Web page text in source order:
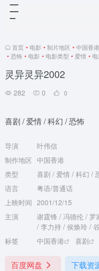
首页 • 电影 • 制片地区 • 中国香港
• 恐怖 • 电影 • 电影类型 • 爱情 •
灵异灵异2002
282 0 0
喜剧 / 爱情 / 科幻 / 恐怖
导演
叶伟信
制作地区 中国香港
类型
喜剧 / 爱情 / 科幻 /
语言
粤语/普通话
上映时间 2001/12/15
主演
谢霆锋 / 冯德伦 / 罗
/ 李力持 / 侯焕玲 /
标签
中国香港 喜剧
百度网盘 下载资